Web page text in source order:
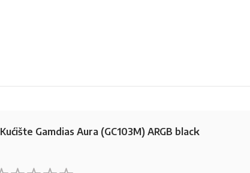
Kućište Gamdias Aura (GC103M) ARGB black